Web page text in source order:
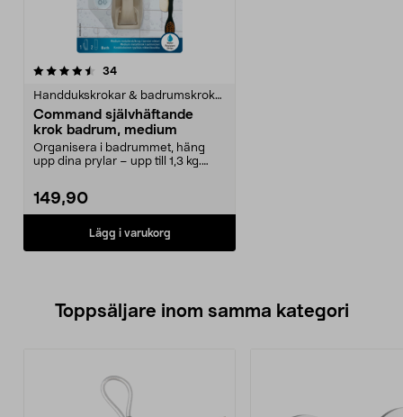
34recensioner
Handdukskrokar & badrumskrokar
Command självhäftande
krok badrum, medium
Organisera i badrummet, häng
upp dina prylar – upp till 1,3 kg.
149,90
Lägg i varukorg
Toppsäljare inom samma kategori